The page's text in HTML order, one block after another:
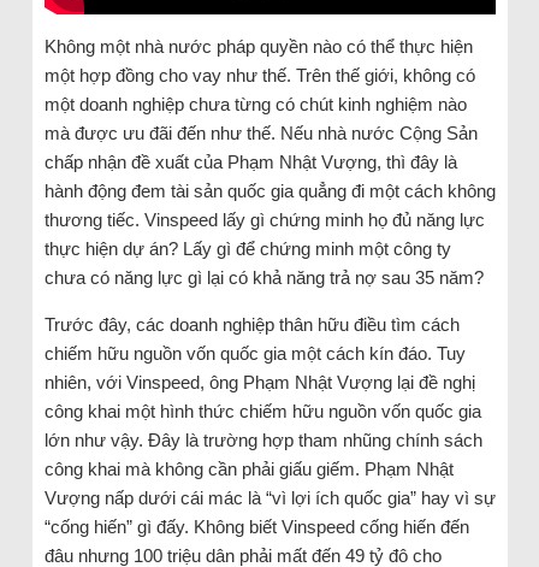
Không một nhà nước pháp quyền nào có thể thực hiện
một hợp đồng cho vay như thế. Trên thế giới, không có
một doanh nghiệp chưa từng có chút kinh nghiệm nào
mà được ưu đãi đến như thế. Nếu nhà nước Cộng Sản
chấp nhận đề xuất của Phạm Nhật Vượng, thì đây là
hành động đem tài sản quốc gia quẳng đi một cách không
thương tiếc. Vinspeed lấy gì chứng minh họ đủ năng lực
thực hiện dự án? Lấy gì để chứng minh một công ty
chưa có năng lực gì lại có khả năng trả nợ sau 35 năm?
Trước đây, các doanh nghiệp thân hữu điều tìm cách
chiếm hữu nguồn vốn quốc gia một cách kín đáo. Tuy
nhiên, với Vinspeed, ông Phạm Nhật Vượng lại đề nghị
công khai một hình thức chiếm hữu nguồn vốn quốc gia
lớn như vậy. Đây là trường hợp tham nhũng chính sách
công khai mà không cần phải giấu giếm. Phạm Nhật
Vượng nấp dưới cái mác là “vì lợi ích quốc gia” hay vì sự
“cống hiến” gì đấy. Không biết Vinspeed cống hiến đến
đâu nhưng 100 triệu dân phải mất đến 49 tỷ đô cho